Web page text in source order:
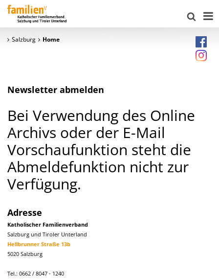
Salzburg Home
Newsletter abmelden
Bei Verwendung des Online
Archivs oder der E-Mail
Vorschaufunktion steht die
Abmeldefunktion nicht zur
Verfügung.
Adresse
Katholischer Familienverband
Salzburg und Tiroler Unterland
Hellbrunner Straße 13b
5020 Salzburg
Tel.: 0662 / 8047 - 1240